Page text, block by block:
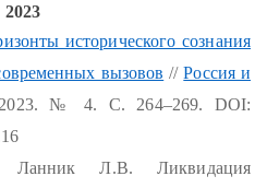
2023
исторического сознания
вызовов //Россия и
№ 4. С. 264–269. DOI:
Л.В. Ликвидация